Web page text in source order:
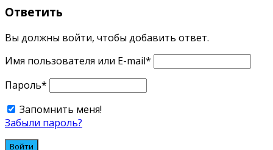
Ответить
Вы должны войти, чтобы добавить ответ.
Имя пользователя или E-mail*
Пароль*
Запомнить меня!
Забыли пароль?